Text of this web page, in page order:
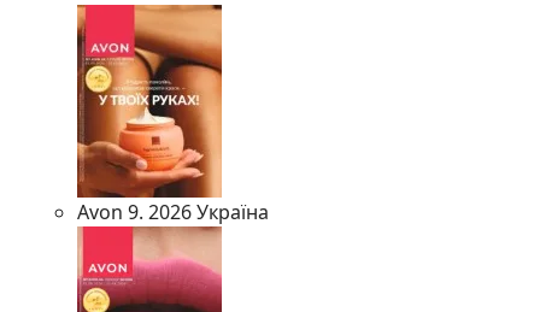
Avon 9. 2026 Україна